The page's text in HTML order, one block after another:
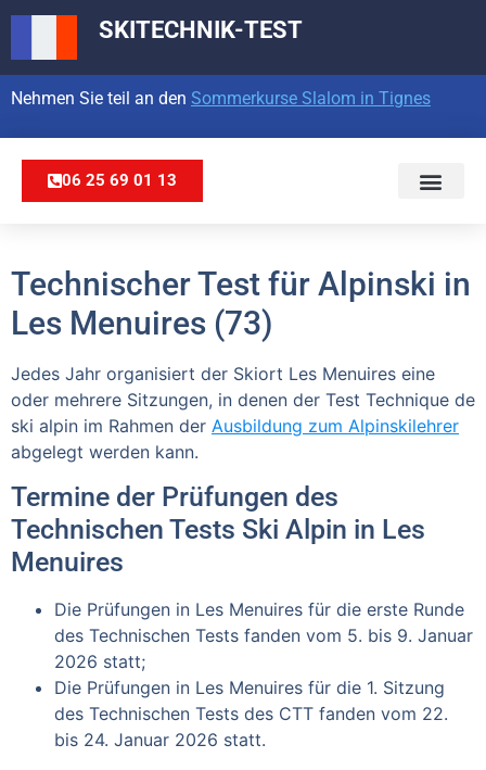
SKITECHNIK-TEST
Nehmen Sie teil an den Sommerkurse Slalom in Tignes
06 25 69 01 13
Technischer Test für Alpinski in
Les Menuires (73)
Jedes Jahr organisiert der Skiort Les Menuires eine
oder mehrere Sitzungen, in denen der Test Technique de
ski alpin im Rahmen der Ausbildung zum Alpinskilehrer
abgelegt werden kann.
Termine der Prüfungen des
Technischen Tests Ski Alpin in Les
Menuires
Die Prüfungen in Les Menuires für die erste Runde
des Technischen Tests fanden vom 5. bis 9. Januar
2026 statt;
Die Prüfungen in Les Menuires für die 1. Sitzung
des Technischen Tests des CTT fanden vom 22.
bis 24. Januar 2026 statt.